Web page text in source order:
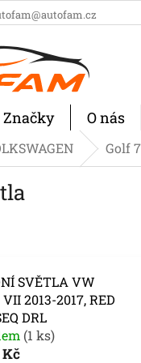
Značky O nás
Golf
SVĚTLA VW
VII 2013-2017, RED
DRL
(1 ks)
Kč